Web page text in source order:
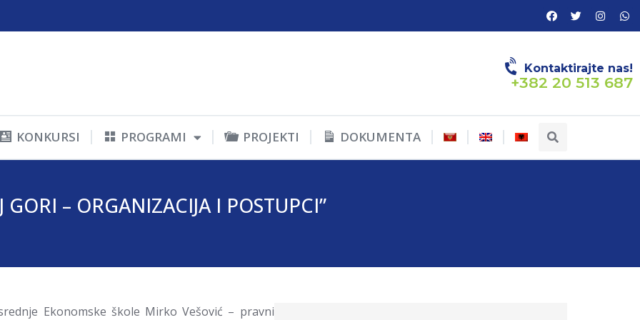
Kontaktirajte nas!
+382 20 513 687
KONKURSI PROGRAMI PROJEKTI DOKUMENTA
– ORGANIZACIJA I POSTUPCI”
Ekonomske škole Mirko Vešović – pravni